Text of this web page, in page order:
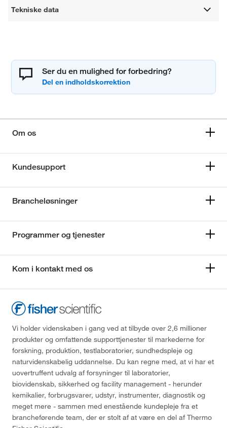
Tekniske data
Ser du en mulighed for forbedring?
Om os
Kundesupport
Brancheløsninger
Programmer og tjenester
Kom i kontakt med os
Vi holder videnskaben i gang ved at tilbyde over 2,6 millioner
produkter og omfattende supporttjenester til markederne for
forskning, produktion, testlaboratorier, sundhedspleje og
naturvidenskabelig uddannelse. Du kan regne med, at vi har et
uovertruffent udvalg af forsyninger til laboratorier,
biovidenskab, sikkerhed og facility management - herunder
kemikalier, forbrugsvarer, udstyr, instrumenter, diagnostik og
meget mere - sammen med enestående kundepleje fra et
brancheførende team, der er stolt af at være en del af Thermo